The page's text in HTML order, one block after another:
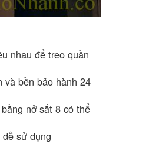
nhau để treo quần
bền bảo hành 24
nở sắt 8 có thể
sử dụng